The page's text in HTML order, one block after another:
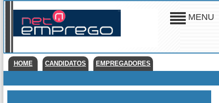
MENU
HOME CANDIDATOS EMPREGADORES